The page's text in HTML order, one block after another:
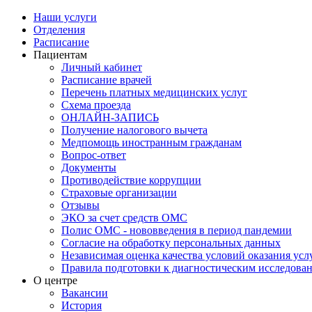
Наши услуги
Отделения
Расписание
Пациентам
Личный кабинет
Расписание врачей
Перечень платных медицинских услуг
Схема проезда
ОНЛАЙН-ЗАПИСЬ
Получение налогового вычета
Медпомощь иностранным гражданам
Вопрос-ответ
Документы
Противодействие коррупции
Страховые организации
Отзывы
ЭКО за счет средств ОМС
Полис ОМС - нововведения в период пандемии
Согласие на обработку персональных данных
Независимая оценка качества условий оказания
Правила подготовки к диагностическим
О центре
Вакансии
История